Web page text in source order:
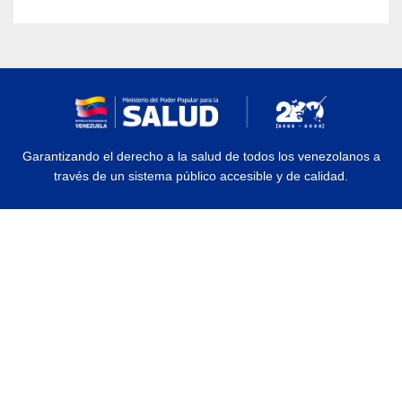
Garantizando el derecho a la salud de todos los venezolanos a
través de un sistema público accesible y de calidad.